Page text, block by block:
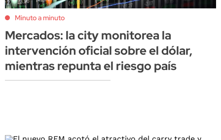
Minuto a minuto
Mercados: la city monitorea la
intervención oficial sobre el dólar,
mientras repunta el riesgo país